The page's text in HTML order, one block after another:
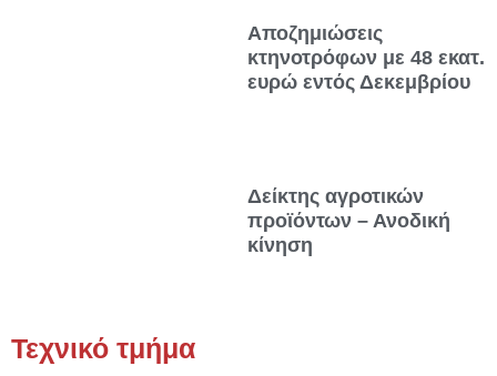
Αποζημιώσεις
κτηνοτρόφων με 48 εκατ.
ευρώ εντός Δεκεμβρίου
Δείκτης αγροτικών
προϊόντων – Ανοδική
κίνηση
Τεχνικό τμήμα